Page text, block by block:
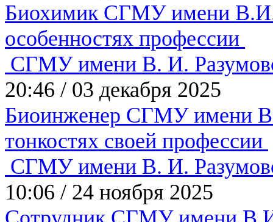
Биохимик СГМУ имени В.И.
особенностях профессии
СГМУ имени В. И.
20:46 / 03 декабря 2025
Биоинженер СГМУ имени
тонкостях своей профессии
СГМУ имени В. И.
10:06 / 24 ноября 2025